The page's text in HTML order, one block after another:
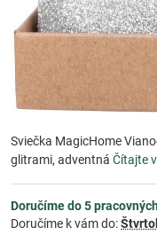
Sviečka MagicHome
glitrami, adventná Čítajte
Doručíme do 5
Doručíme k vám do: